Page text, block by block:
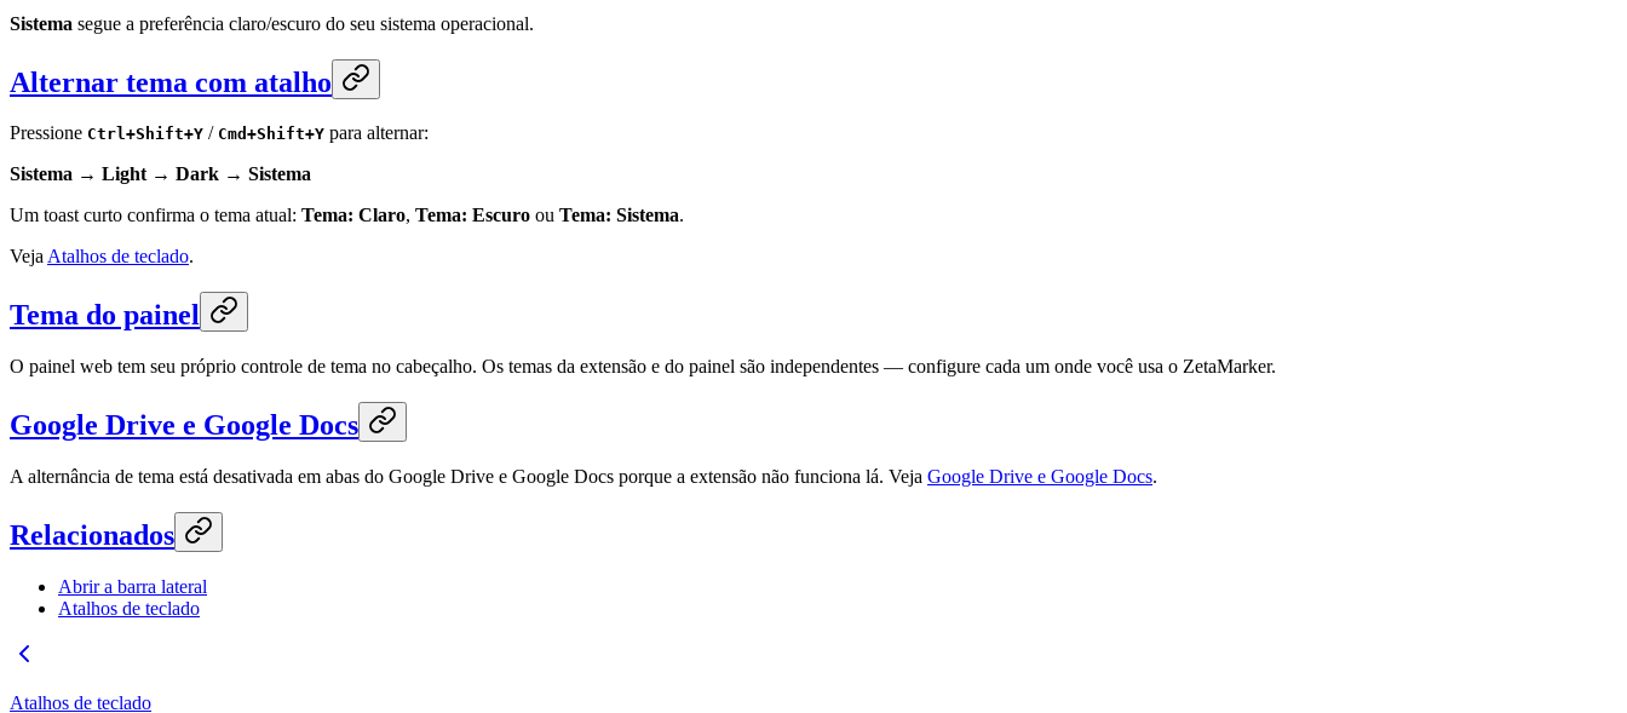
Sistema segue a preferência claro/escuro do seu sistema operacional.
Alternar tema com atalho
Pressione Ctrl+Shift+Y / Cmd+Shift+Y para alternar:
Sistema → Light → Dark → Sistema
Um toast curto confirma o tema atual: Tema: Claro, Tema: Escuro ou Tema: Sistema.
VejaAtalhos de teclado.
Tema do painel
O painel web tem seu próprio controle de tema no cabeçalho. Os temas da extensão e do painel são independentes — configure cada um onde você usa o ZetaMarker.
Google Drive e Google Docs
A alternância de tema está desativada em abas do Google Drive e Google Docs porque a extensão não funciona lá. Veja Google Drive e Google Docs.
Relacionados
Abrir a barra lateral
Atalhos de teclado
Atalhos de teclado